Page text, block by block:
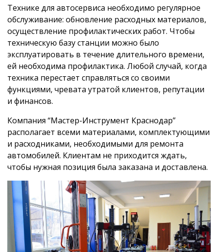
Технике для автосервиса необходимо регулярное
обслуживание: обновление расходных материалов,
осуществление профилактических работ. Чтобы
техническую базу станции можно было
эксплуатировать в течение длительного времени,
ей необходима профилактика. Любой случай, когда
техника перестает справляться со своими
функциями, чревата утратой клиентов, репутации
и финансов.
Компания “Мастер-Инструмент Краснодар”
располагает всеми материалами, комплектующими
и расходниками, необходимыми для ремонта
автомобилей. Клиентам не приходится ждать,
чтобы нужная позиция была заказана и доставлена.